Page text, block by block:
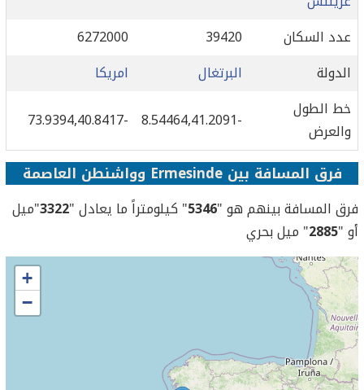
عدد السكان
39420
6272000
الدولة
البرتغال
امريكا
خط الطول
والعرض
-8.54464,41.2091
-73.9394,40.8417
فرق المسافة بين Ermesinde وواشنطن العاصمة
فرق المسافة بينهم هو "5346" كيلومتراً ما يعادل "3322"ميل
أو "2885" ميل بحري
+
−